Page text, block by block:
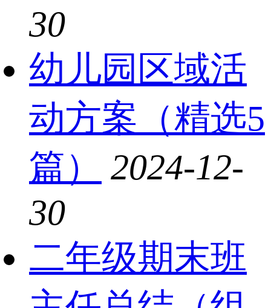
30
幼儿园区域活
动方案（精选5
篇）
2024-12-
30
二年级期末班